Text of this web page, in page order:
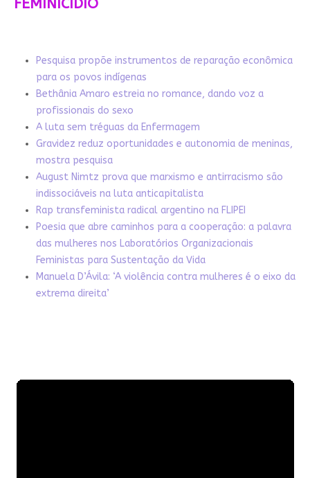
FEMINICÍDIO
Pesquisa propõe instrumentos de reparação econômica
para os povos indígenas
Bethânia Amaro estreia no romance, dando voz a
profissionais do sexo
A luta sem tréguas da Enfermagem
Gravidez reduz oportunidades e autonomia de meninas,
mostra pesquisa
August Nimtz prova que marxismo e antirracismo são
indissociáveis na luta anticapitalista
Rap transfeminista radical argentino na FLIPEI
Poesia que abre caminhos para a cooperação: a palavra
das mulheres nos Laboratórios Organizacionais
Feministas para Sustentação da Vida
Manuela D’Ávila: ‘A violência contra mulheres é o eixo da
extrema direita’